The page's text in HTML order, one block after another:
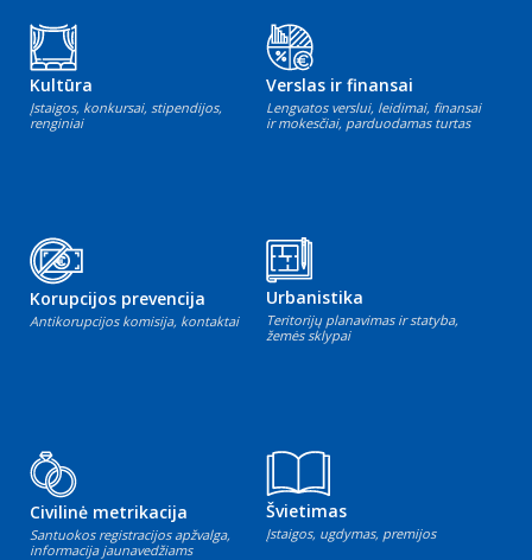
Kultūra
Įstaigos, konkursai, stipendijos,
renginiai
Verslas ir finansai
Lengvatos verslui, leidimai, finansai
ir mokesčiai, parduodamas turtas
Korupcijos prevencija
Antikorupcijos komisija, kontaktai
Urbanistika
Teritorijų planavimas ir statyba,
žemės sklypai
Civilinė metrikacija
Santuokos registracijos apžvalga,
informacija jaunavedžiams
Švietimas
Įstaigos, ugdymas, premijos